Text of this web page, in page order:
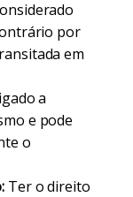
por
em
a
e pode
o
Ter o direito